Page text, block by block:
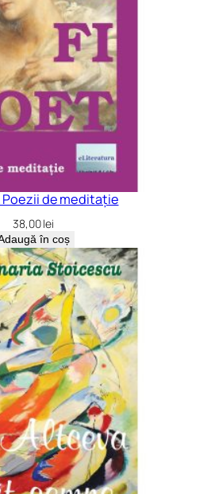
Poezii de meditație
38,00lei
în coș